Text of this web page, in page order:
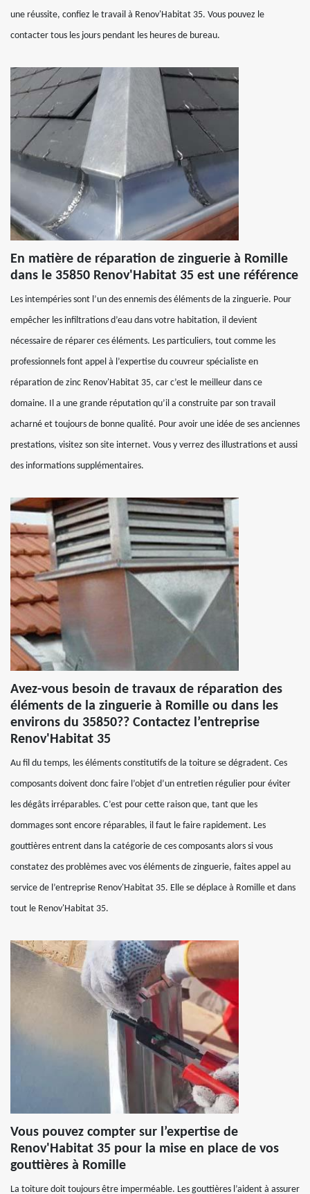
une réussite, confiez le travail à Renov'Habitat 35. Vous pouvez le
contacter tous les jours pendant les heures de bureau.
En matière de réparation de zinguerie à Romille
dans le 35850 Renov'Habitat 35 est une référence
Les intempéries sont l’un des ennemis des éléments de la zinguerie. Pour
empêcher les infiltrations d’eau dans votre habitation, il devient
nécessaire de réparer ces éléments. Les particuliers, tout comme les
professionnels font appel à l’expertise du couvreur spécialiste en
réparation de zinc Renov'Habitat 35, car c’est le meilleur dans ce
domaine. Il a une grande réputation qu’il a construite par son travail
acharné et toujours de bonne qualité. Pour avoir une idée de ses anciennes
prestations, visitez son site internet. Vous y verrez des illustrations et aussi
des informations supplémentaires.
Avez-vous besoin de travaux de réparation des
éléments de la zinguerie à Romille ou dans les
environs du 35850?? Contactez l’entreprise
Renov'Habitat 35
Au fil du temps, les éléments constitutifs de la toiture se dégradent. Ces
composants doivent donc faire l’objet d’un entretien régulier pour éviter
les dégâts irréparables. C’est pour cette raison que, tant que les
dommages sont encore réparables, il faut le faire rapidement. Les
gouttières entrent dans la catégorie de ces composants alors si vous
constatez des problèmes avec vos éléments de zinguerie, faites appel au
service de l’entreprise Renov'Habitat 35. Elle se déplace à Romille et dans
tout le Renov'Habitat 35.
Vous pouvez compter sur l’expertise de
Renov'Habitat 35 pour la mise en place de vos
gouttières à Romille
La toiture doit toujours être imperméable. Les gouttières l’aident à assurer